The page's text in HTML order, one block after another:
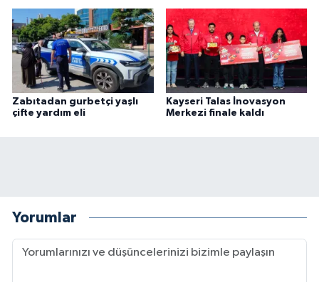
Zabıtadan gurbetçi yaşlı
çifte yardım eli
Kayseri Talas İnovasyon
Merkezi finale kaldı
Yorumlar